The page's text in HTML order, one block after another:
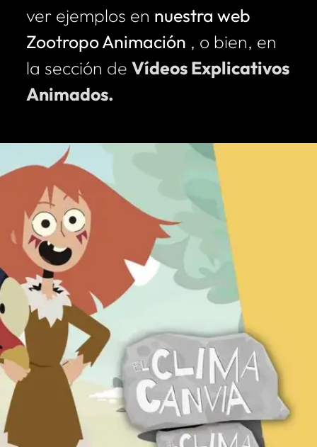
ver ejemplos en nuestra web
Zootropo Animación , o bien, en
la sección de Vídeos Explicativos
Animados.